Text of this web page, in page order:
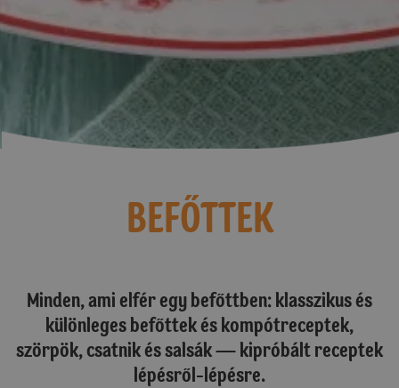
BEFŐTTEK
Minden, ami elfér egy befőttben: klasszikus és
különleges befőttek és kompótreceptek,
szörpök, csatnik és salsák — kipróbált receptek
lépésről-lépésre.